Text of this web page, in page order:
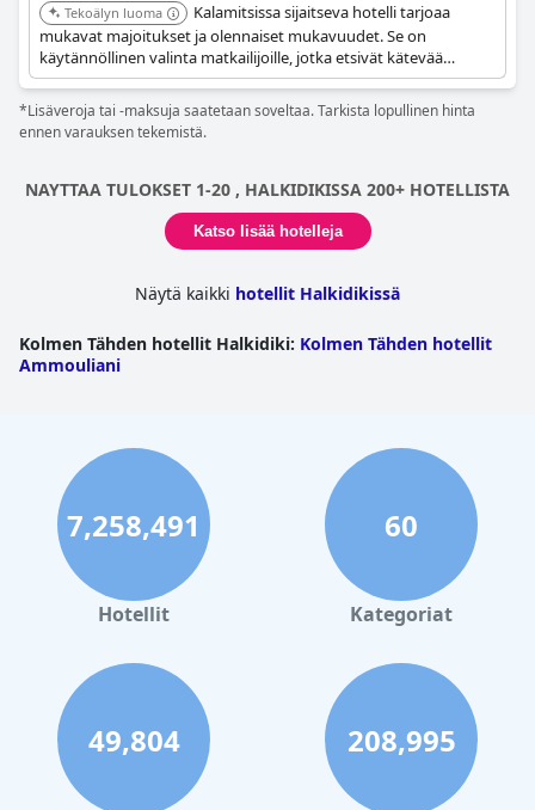
Tekoälyn luoma
Kalamitsissa sijaitseva hotelli tarjoaa
mukavat majoitukset ja olennaiset mukavuudet. Se on
käytännöllinen valinta matkailijoille, jotka etsivät kätevää
tukikohtaa ympäröivän alueen tutkimiseen.
*Lisäveroja tai -maksuja saatetaan soveltaa. Tarkista lopullinen hinta
ennen varauksen tekemistä.
NAYTTAA TULOKSET 1-20 , HALKIDIKISSA 200+ HOTELLISTA
Katso lisää hotelleja
Näytä kaikki hotellit Halkidikissä
Kolmen Tähden hotellit Halkidiki: Kolmen Tähden hotellit
Ammouliani
7,258,491
Hotellit
60
Kategoriat
49,804 208,995